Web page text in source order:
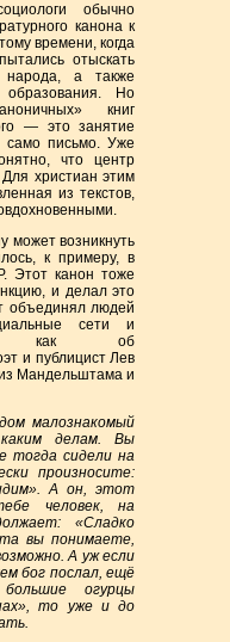
обычно
канона к
времени, когда
отыскать
народа, а также
образования. Но
книг
— это занятие
само письмо. Уже
что центр
христиан этим
из текстов,
может возникнуть
к примеру, в
Этот канон тоже
и делал это
объединял людей
сети и
как об
и публицист Лев
Мандельштама и
малознакомый
делам. Вы
тогда сидели на
произносите:
А он, этот
человек, на
«Сладко
вы понимаете,
А уж если
бог послал, ещё
огурцы
то уже и до